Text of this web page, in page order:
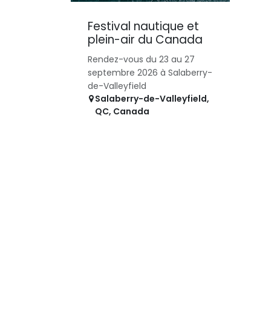
Festival nautique et
plein-air du Canada
Rendez-vous du 23 au 27
septembre 2026 à Salaberry-
de-Valleyfield
Salaberry-de-Valleyfield,
QC, Canada